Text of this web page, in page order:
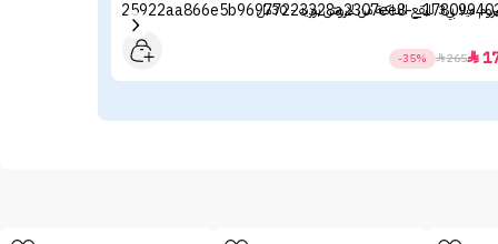
للبقع الداكنة من لاروش بوزيه - 30مل

265

-35%